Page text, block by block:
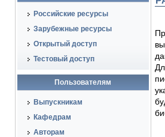
Российские ресурсы
Зарубежные ресурсы
Открытый доступ
Тестовый доступ
Пользователям
Выпускникам
Кафедрам
Авторам